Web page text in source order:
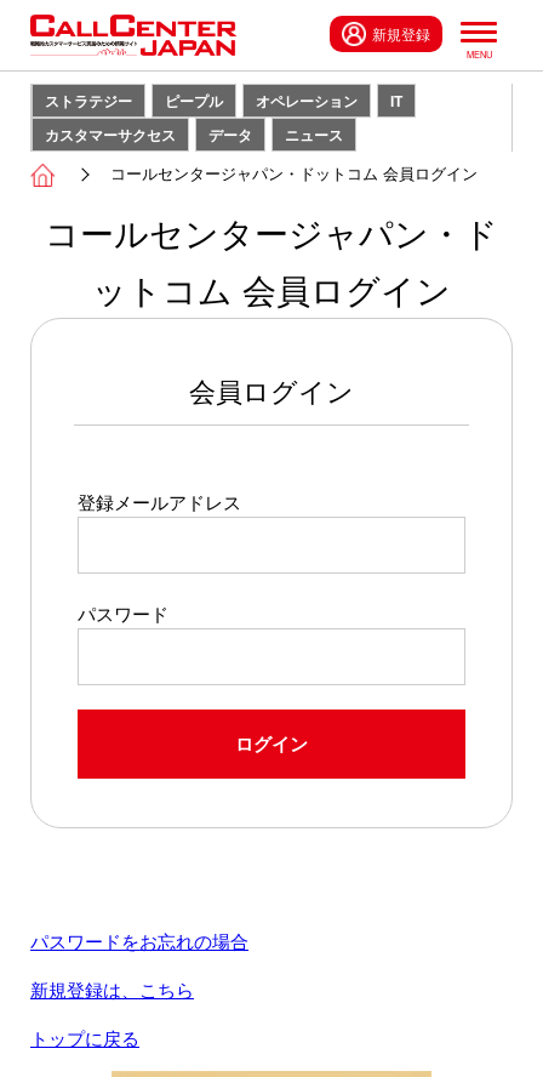
新規登録
ストラテジー ピープル オペレーション
IT
カスタマーサクセス
データ ニュース
コールセンタージャパン・ドットコム 会員ログイン
コールセンタージャパン・ド
ットコム 会員ログイン
会員ログイン
登録メールアドレス
パスワード
ログイン
パスワードをお忘れの場合
新規登録は、こちら
トップに戻る